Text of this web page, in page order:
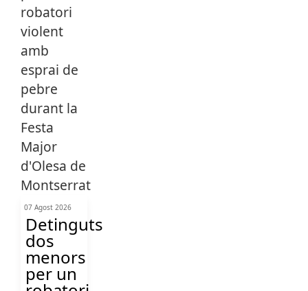
07 Agost 2026
Detinguts
dos
menors
per un